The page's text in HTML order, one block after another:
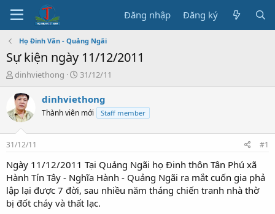
Đăng nhập Đăng ký
Họ Đinh Văn - Quảng Ngãi
Sự kiện ngày 11/12/2011
T
r
e
a
s
t
a
r
t
e
r
dinhviethong
N
à
b
ầ
u
31/12/11
dinhviethong
Thành viên mới Staff member
31/12/11 #1
Ngày 11/12/2011 Tại Quảng Ngãi họ Đinh thôn Tân Phú xã
Hành Tín Tây - Nghĩa Hành - Quảng Ngãi ra mắt cuốn gia phả
lập lại được 7 đời, sau nhiều năm tháng chiến tranh nhà thờ
bị đốt cháy và thất lạc.